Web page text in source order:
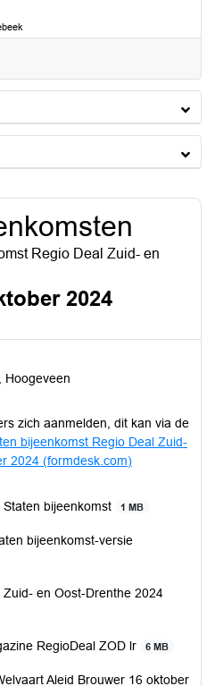
Regio Deal Zuid- en
2024
Hoogeveen
zich aanmelden, dit kan via de
bijeenkomst Regio Deal Zuid-
2024 (formdesk.com)
bijeenkomst
1 MB
bijeenkomst-versie
en Oost-Drenthe 2024
RegioDeal ZOD lr 6 MB
Aleid Brouwer 16 oktober